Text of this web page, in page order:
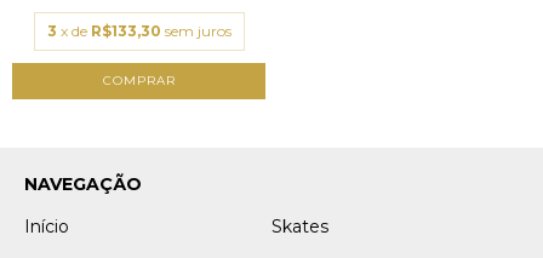
3 x de R$133,30 sem juros
COMPRAR
NAVEGAÇÃO
Início
Skates